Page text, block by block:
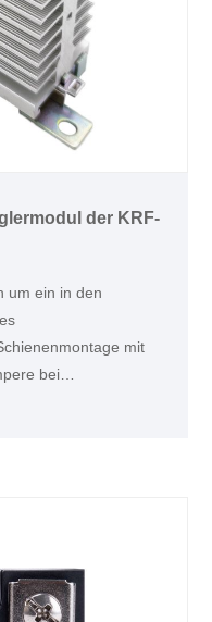
der KRF-
um ein in den
mit
bei